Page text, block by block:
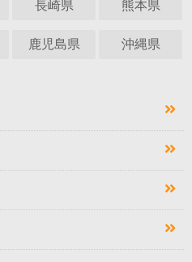
長崎県 熊本県
鹿児島県 沖縄県